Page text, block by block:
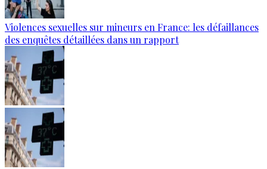
Violences sexuelles sur mineurs en France: les défaillances
des enquêtes détaillées dans un rapport